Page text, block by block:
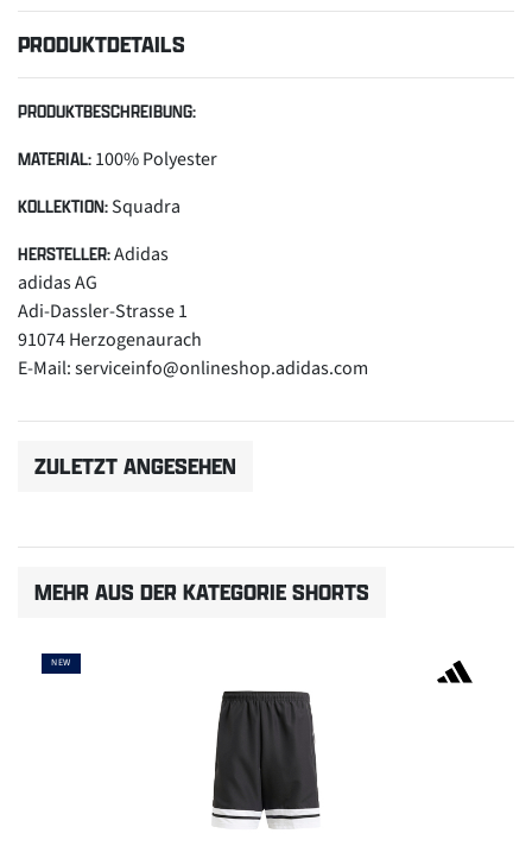
PRODUKTDETAILS
PRODUKTBESCHREIBUNG:
MATERIAL: 100% Polyester
KOLLEKTION:Squadra
HERSTELLER:Adidas
adidas AG
Adi-Dassler-Strasse 1
91074 Herzogenaurach
E-Mail: serviceinfo@onlineshop.adidas.com
ZULETZT ANGESEHEN
MEHR AUS DER KATEGORIE SHORTS
NEW